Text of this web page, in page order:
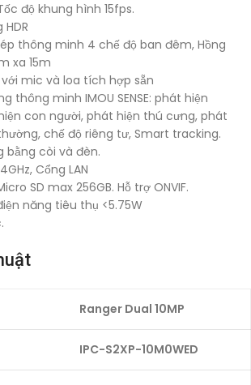
độ khung hình 15fps.
thông minh 4 chế độ ban đêm, Hồng
xa 15m
mic và loa tích hợp sẵn
thông minh IMOU SENSE: phát hiện
con người, phát hiện thú cưng, phát
chế độ riêng tư, Smart tracking.
bằng còi và đèn.
Cổng LAN
SD max 256GB. Hỗ trợ ONVIF.
năng tiêu thụ <5.75W
Ranger Dual 10MP
IPC-S2XP-10M0WED